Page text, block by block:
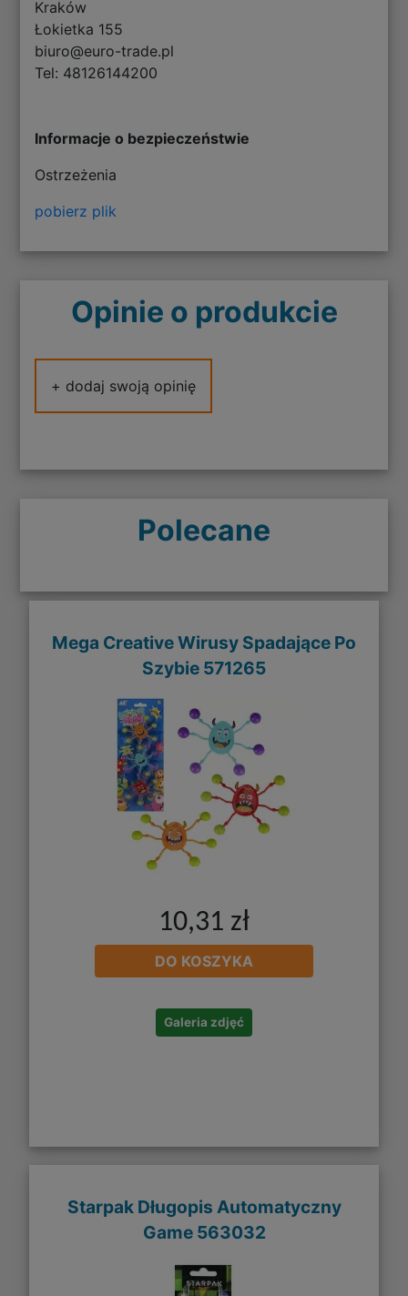
Kraków
Łokietka 155
biuro@euro-trade.pl
Tel: 48126144200
Informacje o bezpieczeństwie
Ostrzeżenia
pobierz plik
Opinie o produkcie
+ dodaj swoją opinię
Polecane
Mega Creative Wirusy Spadające Po
Szybie 571265
10,31 zł
DO KOSZYKA
Galeria zdjęć
Starpak Długopis Automatyczny
Game 563032